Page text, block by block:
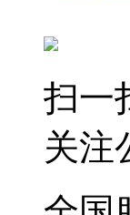
扫一
关注